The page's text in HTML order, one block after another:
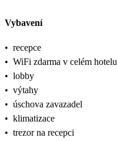
Vybavení
• recepce
• WiFi zdarma v celém hotelu
• lobby
• výtahy
• úschova zavazadel
• klimatizace
• trezor na recepci